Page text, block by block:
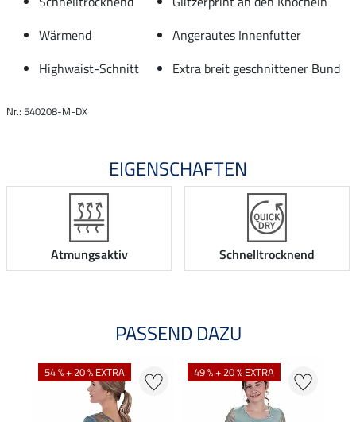
Wärmend
Angerautes Innenfutter
Highwaist-Schnitt
Extra breit geschnittener Bund
Nr.: 540208-M-DX
EIGENSCHAFTEN
Atmungsaktiv Schnelltrocknend
PASSEND DAZU
54 % + 20 % EXTRA 49 % + 20 % EXTRA